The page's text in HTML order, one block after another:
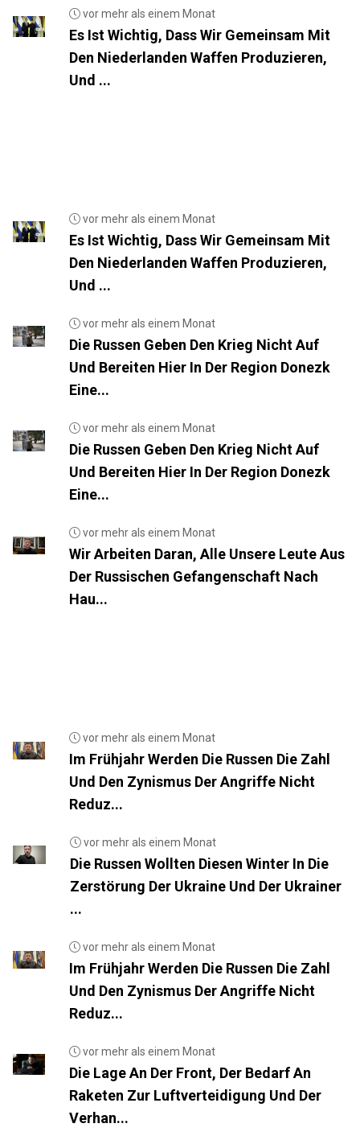
vor mehr als einem Monat
Es Ist Wichtig, Dass Wir Gemeinsam Mit
Den Niederlanden Waffen Produzieren,
Und ...
vor mehr als einem Monat
Es Ist Wichtig, Dass Wir Gemeinsam Mit
Den Niederlanden Waffen Produzieren,
Und ...
vor mehr als einem Monat
Die Russen Geben Den Krieg Nicht Auf
Und Bereiten Hier In Der Region Donezk
Eine...
vor mehr als einem Monat
Die Russen Geben Den Krieg Nicht Auf
Und Bereiten Hier In Der Region Donezk
Eine...
vor mehr als einem Monat
Wir Arbeiten Daran, Alle Unsere Leute Aus
Der Russischen Gefangenschaft Nach
Hau...
vor mehr als einem Monat
Im Frühjahr Werden Die Russen Die Zahl
Und Den Zynismus Der Angriffe Nicht
Reduz...
vor mehr als einem Monat
Die Russen Wollten Diesen Winter In Die
Zerstörung Der Ukraine Und Der Ukrainer
...
vor mehr als einem Monat
Im Frühjahr Werden Die Russen Die Zahl
Und Den Zynismus Der Angriffe Nicht
Reduz...
vor mehr als einem Monat
Die Lage An Der Front, Der Bedarf An
Raketen Zur Luftverteidigung Und Der
Verhan...